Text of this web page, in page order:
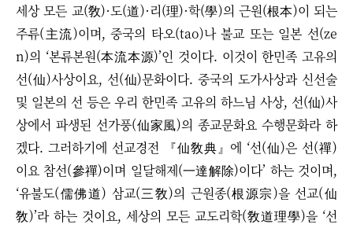
세상 모든 교(敎)·도(道)·리(理)·학(學)의 근원(根本)이 되는
주류(主流)이며, 중국의 타오(tao)나 불교 또는 일본 선(ze
n)의 ‘본류본원(本流本源)’인 것이다. 이것이 한민족 고유의
선(仙)사상이요, 선(仙)문화이다. 중국의 도가사상과 신선술
및 일본의 선 등은 우리 한민족 고유의 하느님 사상, 선(仙)사
상에서 파생된 선가풍(仙家風)의 종교문화요 수행문화라 하
겠다. 그러하기에 선교경전 『仙敎典』에 ‘선(仙)은 선(禪)
이요 참선(參禪)이며 일달해제(一達解除)이다’ 하는 것이며,
‘유불도(儒佛道) 삼교(三敎)의 근원종(根源宗)을 선교(仙
敎)’라 하는 것이요, 세상의 모든 교도리학(敎道理學)을 ‘선